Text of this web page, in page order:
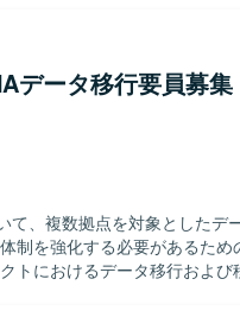
定義推進メンバーとして、グ
チームやインフラ・ア
義・基本設計を推進していた
ローバルMDM基盤の要件定
と連携しながらシステム・機
ています。PPTやExcelを用
つつ海外とのコミュニケーシ
程から関わることができ、
数領域でアーキテクチャ設計
データ移行要員募集
て、複数拠点を対象としたデ
制を強化する必要があるため